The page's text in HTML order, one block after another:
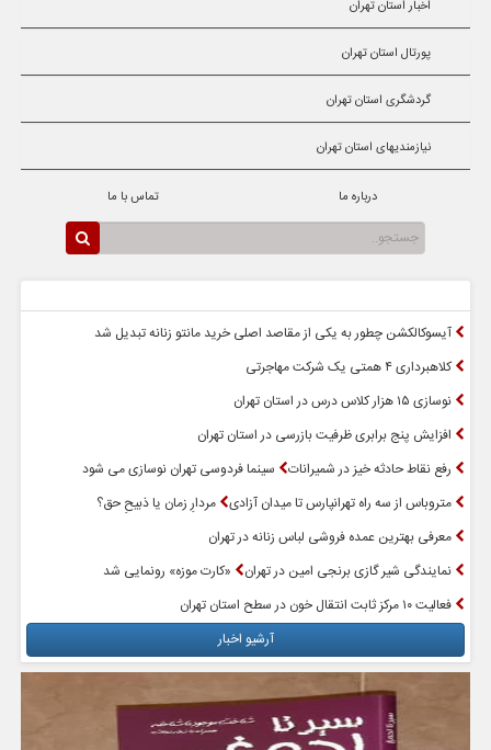
اخبار استان تهران
پورتال استان تهران
گردشگری استان تهران
نیازمندیهای استان تهران
درباره ما تماس با ما
آیسوکالکشن چطور به یکی از مقاصد اصلی خرید مانتو زنانه تبدیل شد
کلاهبرداری ۴ همتی یک شرکت مهاجرتی
نوسازی ۱۵ هزار کلاس درس در استان تهران
افزایش پنج برابری ظرفیت بازرسی در استان تهران
رفع نقاط حادثه خیز در شمیرانات
سینما فردوسی تهران نوسازی می شود
متروباس از سه راه تهرانپارس تا میدان آزادی مردارِ زمان یا ذبیحِ حق؟
معرفی بهترین عمده فروشی لباس زنانه در تهران
نمایندگی شیر گازی برنجی امین در تهران
«کارت موزه» رونمایی شد
فعالیت ۱۰ مرکز ثابت انتقال خون در سطح استان تهران
آرشیو اخبار